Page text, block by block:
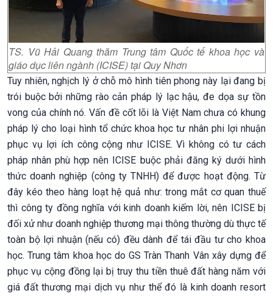
TS. Vũ Hải Quang thăm Trung tâm Quốc tế khoa học và
giáo dục liên ngành (ICISE) tại Quy Nhơn
Tuy nhiên, nghịch lý ở chỗ mô hình tiên phong này lại đang bị
trói buộc bởi những rào cản pháp lý lạc hậu, đe dọa sự tồn
vong của chính nó. Vấn đề cốt lõi là Việt Nam chưa có khung
pháp lý cho loại hình tổ chức khoa học tư nhân phi lợi nhuận
phục vụ lợi ích công cộng như ICISE. Vì không có tư cách
pháp nhân phù hợp nên ICISE buộc phải đăng ký dưới hình
thức doanh nghiệp (công ty TNHH) để được hoạt động. Từ
đây kéo theo hàng loạt hệ quả như: trong mắt cơ quan thuế
thì công ty đồng nghĩa với kinh doanh kiếm lời, nên ICISE bị
đối xử như doanh nghiệp thương mại thông thường dù thực tế
toàn bộ lợi nhuận (nếu có) đều dành để tái đầu tư cho khoa
học. Trung tâm khoa học do GS Tràn Thanh Vân xây dựng để
phục vụ cộng đồng lại bị truy thu tiền thuê đất hàng năm với
giá đất thương mại dịch vụ như thể đó là kinh doanh resort